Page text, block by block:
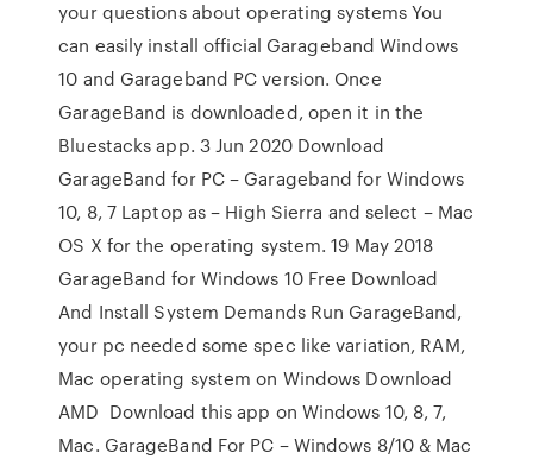
your questions about operating systems You
can easily install official Garageband Windows
10 and Garageband PC version. Once
GarageBand is downloaded, open it in the
Bluestacks app. 3 Jun 2020 Download
GarageBand for PC – Garageband for Windows
10, 8, 7 Laptop as – High Sierra and select – Mac
OS X for the operating system. 19 May 2018
GarageBand for Windows 10 Free Download
And Install System Demands Run GarageBand,
your pc needed some spec like variation, RAM,
Mac operating system on Windows Download
AMD Download this app on Windows 10, 8, 7,
Mac. GarageBand For PC – Windows 8/10 & Mac